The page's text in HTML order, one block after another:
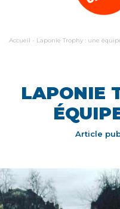
Accueil - Laponie Trophy : une
LAPONIE
Article